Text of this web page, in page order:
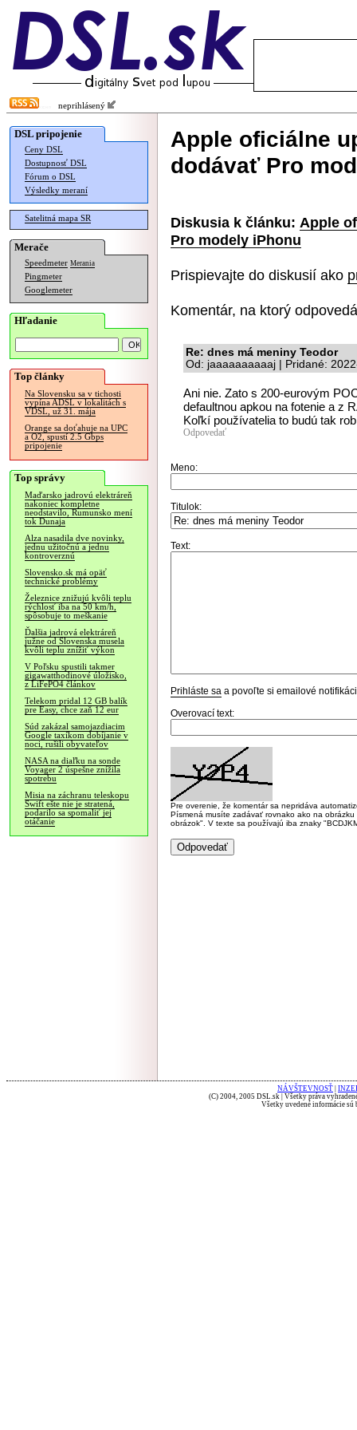
neprihlásený
DSL pripojenie
Ceny DSL
Dostupnosť DSL
Fórum o DSL
Výsledky meraní
Satelitná mapa SR
Merače
Speedmeter Merania
Pingmeter
Googlemeter
Hľadanie
Top články
Na Slovensku sa v tichosti
vypína ADSL v lokalitách s
VDSL, už 31. mája
Orange sa doťahuje na UPC
a O2, spustí 2.5 Gbps
pripojenie
Top správy
Maďarsko jadrovú elektráreň
nakoniec kompletne
neodstavilo, Rumunsko mení
tok Dunaja
Alza nasadila dve novinky,
jednu užitočnú a jednu
kontroverznú
Slovensko.sk má opäť
technické problémy
Železnice znižujú kvôli teplu
rýchlosť iba na 50 km/h,
spôsobuje to meškanie
Ďalšia jadrová elektráreň
južne od Slovenska musela
kvôli teplu znížiť výkon
V Poľsku spustili takmer
gigawatthodinové úložisko,
z LiFePO4 článkov
Telekom pridal 12 GB balík
pre Easy, chce zaň 12 eur
Súd zakázal samojazdiacim
Google taxíkom dobíjanie v
noci, rušili obyvateľov
NASA na diaľku na sonde
Voyager 2 úspešne znížila
spotrebu
Misia na záchranu teleskopu
Swift ešte nie je stratená,
podarilo sa spomaliť jej
otáčanie
Apple oficiálne
dodávať Pro
Diskusia k článku: Apple
Pro modely iPhonu
Prispievajte do diskusií ako
Komentár, na ktorý
Re: dnes má meniny Teodor
Od: jaaaaaaaaaaj | Pridané:
Ani nie. Zato s 200-eurovým
defaultnou apkou na fotenie a z
Koľkí používatelia to budú tak
Odpovedať
Meno:
Titulok:
Text:
Prihláste sa a povoľte si emailové
Overovací text:
Pre overenie, že komentár sa nepridáva
Písmená musíte zadávať rovnako ako na
obrázok". V texte sa používajú iba znaky
NÁVŠTEVNOSŤ
(C) 2004, 2005 DSL.sk | Všetky práva
Všetky uvedené informácie sú